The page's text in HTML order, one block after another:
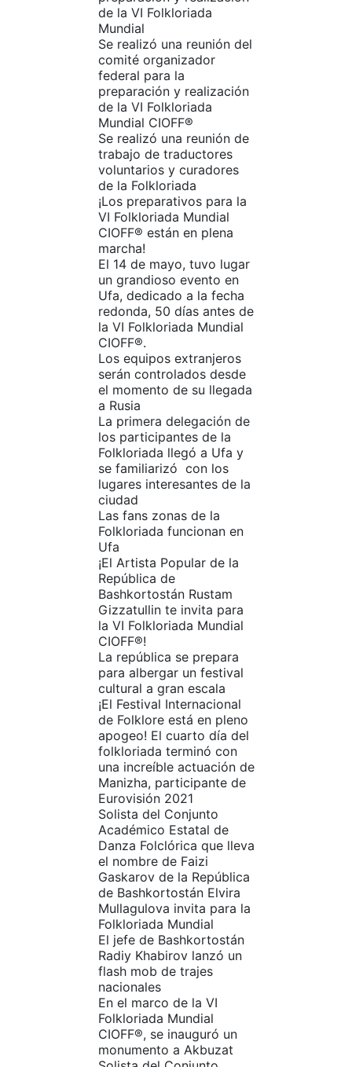
de la VI Folkloriada
Mundial
Se realizó una reunión del
comité organizador
federal para la
preparación y realización
de la VI Folkloriada
Mundial CIOFF®️
Se realizó una reunión de
trabajo de traductores
voluntarios y curadores
de la Folkloriada
¡Los preparativos para la
VI Folkloriada Mundial
CIOFF® están en plena
marcha!
El 14 de mayo, tuvo lugar
un grandioso evento en
Ufa, dedicado a la fecha
redonda, 50 días antes de
la VI Folkloriada Mundial
CIOFF®.
Los equipos extranjeros
serán controlados desde
el momento de su llegada
a Rusia
La primera delegación de
los participantes de la
Folkloriada llegó a Ufa y
se familiarizó con los
lugares interesantes de la
ciudad
Las fans zonas de la
Folkloriada funcionan en
Ufa
¡El Artista Popular de la
República de
Bashkortostán Rustam
Gizzatullin te invita para
la VI Folkloriada Mundial
CIOFF®!
La república se prepara
para albergar un festival
cultural a gran escala
¡El Festival Internacional
de Folklore está en pleno
apogeo! El cuarto día del
folkloriada terminó con
una increíble actuación de
Manizha, participante de
Eurovisión 2021
Solista del Conjunto
Académico Estatal de
Danza Folclórica que lleva
el nombre de Faizi
Gaskarov de la República
de Bashkortostán Elvira
Mullagulova invita para la
Folkloriada Mundial
El jefe de Bashkortostán
Radiy Khabirov lanzó un
flash mob de trajes
nacionales
En el marco de la VI
Folkloriada Mundial
CIOFF®️, se inauguró un
monumento a Akbuzat